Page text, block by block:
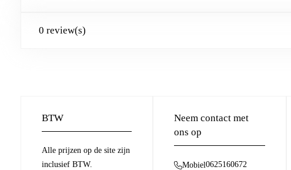
0 review(s)
BTW
Alle prijzen op de site zijn
inclusief BTW.
Neem contact met
ons op
Mobiel0625160672